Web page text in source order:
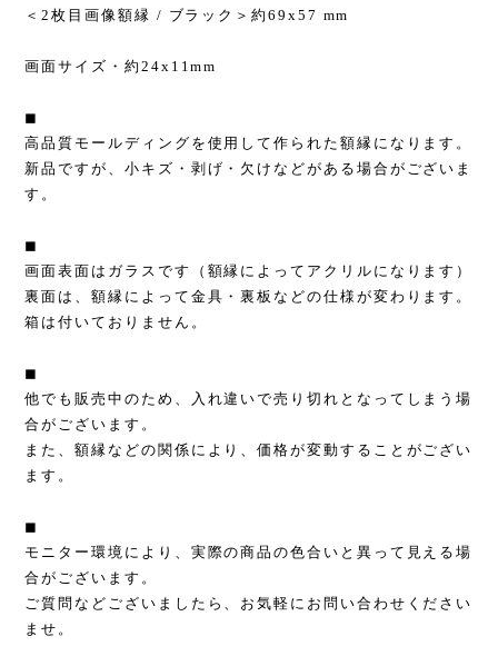
＜2枚目画像額縁 / ブラック＞約69x57 mm
画面サイズ・約24x11mm
◼︎
高品質モールディングを使用して作られた額縁になります。
新品ですが、小キズ・剥げ・欠けなどがある場合がございま
す。
◼︎
画面表面はガラスです（額縁によってアクリルになります）
裏面は、額縁によって金具・裏板などの仕様が変わります。
箱は付いておりません。
◼︎
他でも販売中のため、入れ違いで売り切れとなってしまう場
合がございます。
また、額縁などの関係により、価格が変動することがござい
ます。
◼︎
モニター環境により、実際の商品の色合いと異って見える場
合がございます。
ご質問などございましたら、お気軽にお問い合わせください
ませ。